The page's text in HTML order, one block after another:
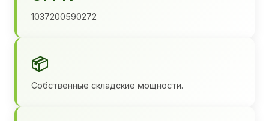
1037200590272
📦
Собственные складские мощности.